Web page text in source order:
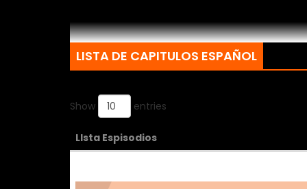
LISTA DE CAPITULOS ESPAÑOL
Show entries
LIsta Espisodios